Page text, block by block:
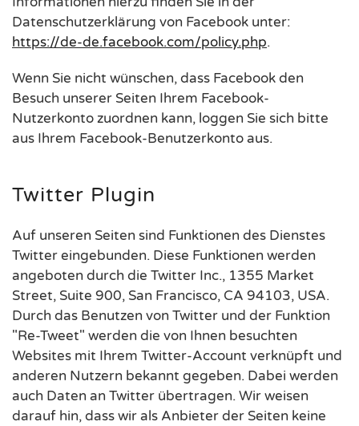
Datenschutzerklärung von Facebook unter:
https://de-de.facebook.com/policy.php.
Wenn Sie nicht wünschen, dass Facebook den
Besuch unserer Seiten Ihrem Facebook-
Nutzerkonto zuordnen kann, loggen Sie sich bitte
aus Ihrem Facebook-Benutzerkonto aus.
Twitter Plugin
Auf unseren Seiten sind Funktionen des Dienstes
Twitter eingebunden. Diese Funktionen werden
angeboten durch die Twitter Inc., 1355 Market
Street, Suite 900, San Francisco, CA 94103, USA.
Durch das Benutzen von Twitter und der Funktion
"Re-Tweet" werden die von Ihnen besuchten
Websites mit Ihrem Twitter-Account verknüpft und
anderen Nutzern bekannt gegeben. Dabei werden
auch Daten an Twitter übertragen. Wir weisen
darauf hin, dass wir als Anbieter der Seiten keine